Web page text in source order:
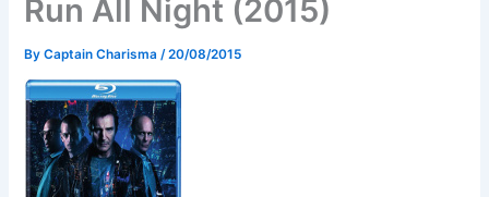
Run All Night (2015)
ByCaptain Charisma /20/08/2015